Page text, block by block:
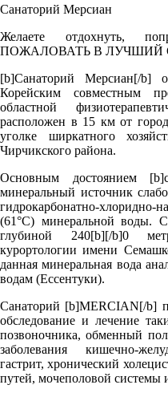
Санаторий Мерсиан
Желаете отдохнуть,
ПОЖАЛОВАТЬ В ЛУЧШИЙ
[b]Санаторий Мерсиан[/b]
Корейским совместным
областной
расположен в 15 км от
уголке ширкатного
Чирчикского района.
Основным достоянием
минеральный источник
гидрокарбонатно-
(61°C) минеральной воды.
глубиной 240[b][/b]0
курортологии имени
данная минеральная вода
водам (Ессентуки).
Санаторий [b]MERCIAN[/b]
обследование и лечение
позвоночника, обменный
заболевания кишечно-
гастрит, хронический
путей, мочеполовой системы